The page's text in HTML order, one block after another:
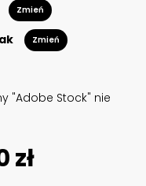
Zmień
Zmień
"Adobe Stock" nie
zł